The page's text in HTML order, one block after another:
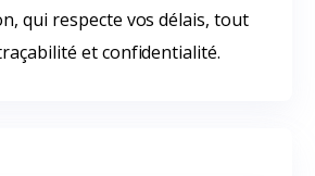
qui respecte vos délais, tout
et confidentialité.